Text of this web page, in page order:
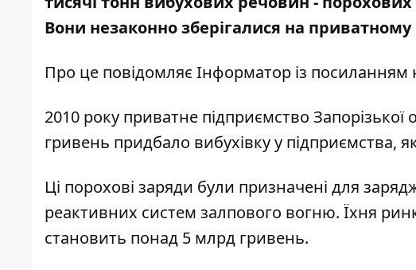
Вони незаконно зберігалися на приватному
Про це повідомляє Інформатор із посиланням
2010 року приватне підприємство
гривень придбало вибухівку у підприємства,
Ці порохові заряди були призначені для
реактивних систем залпового вогню. Їхня
становить понад 5 млрд гривень.